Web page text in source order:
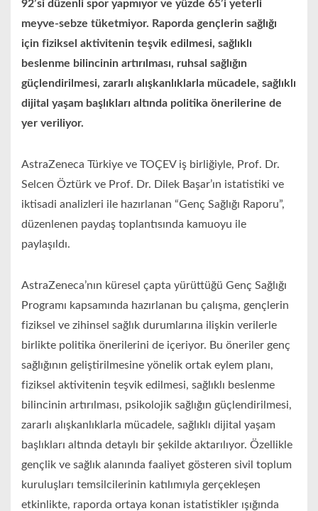
92’si düzenli spor yapmıyor ve yüzde 65’i yeterli
meyve-sebze tüketmiyor. Raporda gençlerin sağlığı
için fiziksel aktivitenin teşvik edilmesi, sağlıklı
beslenme bilincinin artırılması, ruhsal sağlığın
güçlendirilmesi, zararlı alışkanlıklarla mücadele, sağlıklı
dijital yaşam başlıkları altında politika önerilerine de
yer veriliyor.
AstraZeneca Türkiye ve TOÇEV iş birliğiyle, Prof. Dr.
Selcen Öztürk ve Prof. Dr. Dilek Başar’ın istatistiki ve
iktisadi analizleri ile hazırlanan “Genç Sağlığı Raporu”,
düzenlenen paydaş toplantısında kamuoyu ile
paylaşıldı.
AstraZeneca’nın küresel çapta yürüttüğü Genç Sağlığı
Programı kapsamında hazırlanan bu çalışma, gençlerin
fiziksel ve zihinsel sağlık durumlarına ilişkin verilerle
birlikte politika önerilerini de içeriyor. Bu öneriler genç
sağlığının geliştirilmesine yönelik ortak eylem planı,
fiziksel aktivitenin teşvik edilmesi, sağlıklı beslenme
bilincinin artırılması, psikolojik sağlığın güçlendirilmesi,
zararlı alışkanlıklarla mücadele, sağlıklı dijital yaşam
başlıkları altında detaylı bir şekilde aktarılıyor. Özellikle
gençlik ve sağlık alanında faaliyet gösteren sivil toplum
kuruluşları temsilcilerinin katılımıyla gerçekleşen
etkinlikte, raporda ortaya konan istatistikler ışığında